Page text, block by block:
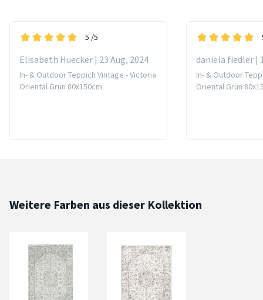
5 /5
Elisabeth Huecker | 23 Aug, 2024
In- & Outdoor Teppich Vintage - Victoria
Oriental Grün 80x150cm
daniela fiedler |
In- & Outdoor
Oriental Grün
Weitere Farben aus dieser Kollektion